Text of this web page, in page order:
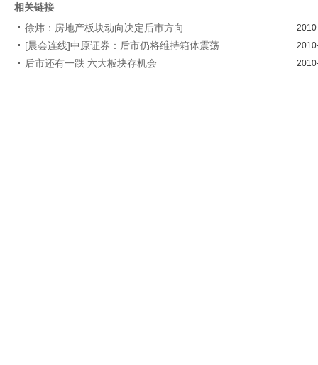
相关链接
徐炜：房地产板块动向决定后市方向
[晨会连线]中原证券：后市仍将维持箱体震荡
后市还有一跌 六大板块存机会